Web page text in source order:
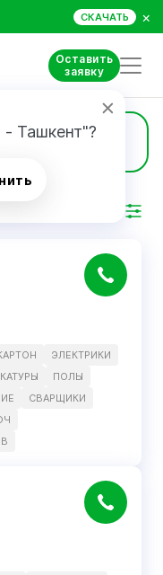
СКАЧАТЬ ×
Оставить
заявку
- Ташкент"?
12
ЭЛЕКТРИКИ
ПОЛЫ
СВАРЩИКИ